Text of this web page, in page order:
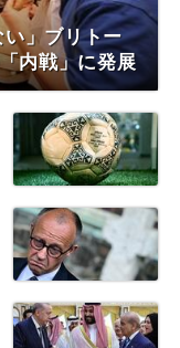
」ブリトー
内戦」に発展